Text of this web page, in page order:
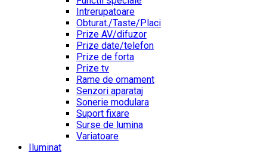
Intrerupatoare
Obturat./Taste/Placi
Prize AV/difuzor
Prize date/telefon
Prize de forta
Prize tv
Rame de ornament
Senzori aparataj
Sonerie modulara
Suport fixare
Surse de lumina
Variatoare
Iluminat